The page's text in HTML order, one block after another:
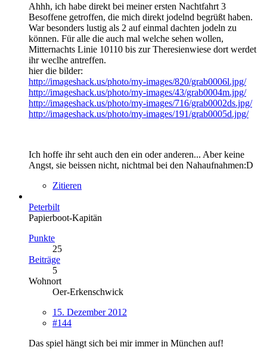
Ahhh, ich habe direkt bei meiner ersten Nachtfahrt 3
Besoffene getroffen, die mich direkt jodelnd begrüßt haben.
War besonders lustig als 2 auf einmal dachten jodeln zu
können. Für alle die auch mal welche sehen wollen,
Mitternachts Linie 10110 bis zur Theresienwiese dort werdet
ihr weclhe antreffen.
hier die bilder:
http://imageshack.us/photo/my-images/820/grab0006l.jpg/
http://imageshack.us/photo/my-images/43/grab0004m.jpg/
http://imageshack.us/photo/my-images/716/grab0002ds.jpg/
http://imageshack.us/photo/my-images/191/grab0005d.jpg/
Ich hoffe ihr seht auch den ein oder anderen... Aber keine
Angst, sie beissen nicht, nichtmal bei den Nahaufnahmen:D
Zitieren
Peterbilt
Papierboot-Kapitän
Punkte
25
Beiträge
5
Wohnort
Oer-Erkenschwick
15. Dezember 2012
#144
Das spiel hängt sich bei mir immer in München auf!